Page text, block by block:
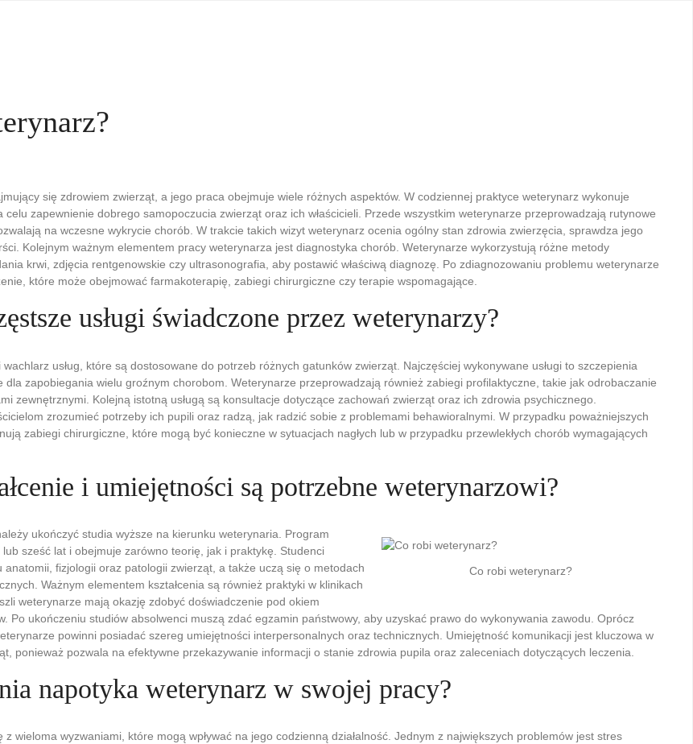
się zdrowiem zwierząt, a jego praca obejmuje wiele różnych aspektów. W codziennej praktyce weterynarz wykonuje
zapewnienie dobrego samopoczucia zwierząt oraz ich właścicieli. Przede wszystkim weterynarze przeprowadzają rutynowe
na wczesne wykrycie chorób. W trakcie takich wizyt weterynarz ocenia ogólny stan zdrowia zwierzęcia, sprawdza jego
Kolejnym ważnym elementem pracy weterynarza jest diagnostyka chorób. Weterynarze wykorzystują różne metody
krwi, zdjęcia rentgenowskie czy ultrasonografia, aby postawić właściwą diagnozę. Po zdiagnozowaniu problemu weterynarze
które może obejmować farmakoterapię, zabiegi chirurgiczne czy terapie wspomagające.
usługi świadczone przez weterynarzy?
usług, które są dostosowane do potrzeb różnych gatunków zwierząt. Najczęściej wykonywane usługi to szczepienia
dla zapobiegania wielu groźnym chorobom. Weterynarze przeprowadzają również zabiegi profilaktyczne, takie jak odrobaczanie
zewnętrznymi. Kolejną istotną usługą są konsultacje dotyczące zachowań zwierząt oraz ich zdrowia psychicznego.
zrozumieć potrzeby ich pupili oraz radzą, jak radzić sobie z problemami behawioralnymi. W przypadku poważniejszych
zabiegi chirurgiczne, które mogą być konieczne w sytuacjach nagłych lub w przypadku przewlekłych chorób wymagających
i umiejętności są potrzebne weterynarzowi?
Co robi weterynarz?
ukończyć studia wyższe na kierunku weterynaria. Program
sześć lat i obejmuje zarówno teorię, jak i praktykę. Studenci
anatomii, fizjologii oraz patologii zwierząt, a także uczą się o metodach
Ważnym elementem kształcenia są również praktyki w klinikach
weterynarze mają okazję zdobyć doświadczenie pod okiem
Po ukończeniu studiów absolwenci muszą zdać egzamin państwowy, aby uzyskać prawo do wykonywania zawodu. Oprócz
powinni posiadać szereg umiejętności interpersonalnych oraz technicznych. Umiejętność komunikacji jest kluczowa w
ponieważ pozwala na efektywne przekazywanie informacji o stanie zdrowia pupila oraz zaleceniach dotyczących leczenia.
napotyka weterynarz w swojej pracy?
z wieloma wyzwaniami, które mogą wpływać na jego codzienną działalność. Jednym z największych problemów jest stres